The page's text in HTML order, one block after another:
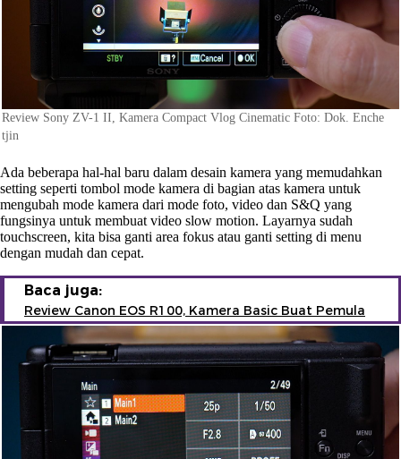
Review Sony ZV-1 II, Kamera Compact Vlog Cinematic Foto: Dok. Enche
tjin
Ada beberapa hal-hal baru dalam desain kamera yang memudahkan
setting seperti tombol mode kamera di bagian atas kamera untuk
mengubah mode kamera dari mode foto, video dan S&Q yang
fungsinya untuk membuat video slow motion. Layarnya sudah
touchscreen, kita bisa ganti area fokus atau ganti setting di menu
dengan mudah dan cepat.
Baca juga:
Review Canon EOS R100, Kamera Basic Buat Pemula